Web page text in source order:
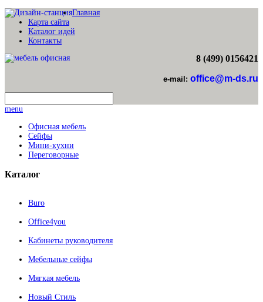
Главная
Карта сайта
Каталог идей
Контакты
8 (499) 0156421
e-mail: office@m-ds.ru
menu
Офисная мебель
Сейфы
Мини-кухни
Переговорные
Каталог
Buro
Office4you
Кабинеты руководителя
Мебельные сейфы
Мягкая мебель
Новый Стиль